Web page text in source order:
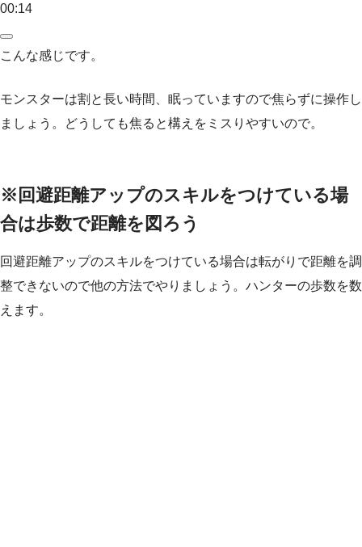
00:14
こんな感じです。
モンスターは割と長い時間、眠っていますので焦らずに操作し
ましょう。どうしても焦ると構えをミスりやすいので。
※回避距離アップのスキルをつけている場
合は歩数で距離を図ろう
回避距離アップのスキルをつけている場合は転がりで距離を調
整できないので他の方法でやりましょう。ハンターの歩数を数
えます。